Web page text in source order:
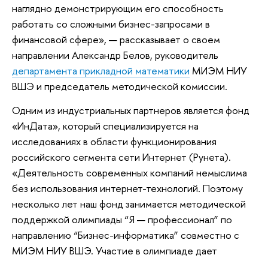
наглядно демонстрирующим его способность
работать со сложными бизнес-запросами в
финансовой сфере», — рассказывает о своем
направлении Александр Белов, руководитель
департамента прикладной математики МИЭМ НИУ
ВШЭ и председатель методической комиссии.
Одним из индустриальных партнеров является фонд
«ИнДата», который специализируется на
исследованиях в области функционирования
российского сегмента сети Интернет (Рунета).
«Деятельность современных компаний немыслима
без использования интернет-технологий. Поэтому
несколько лет наш фонд занимается методической
поддержкой олимпиады “Я — профессионал” по
направлению “Бизнес-информатика” совместно с
МИЭМ НИУ ВШЭ. Участие в олимпиаде дает